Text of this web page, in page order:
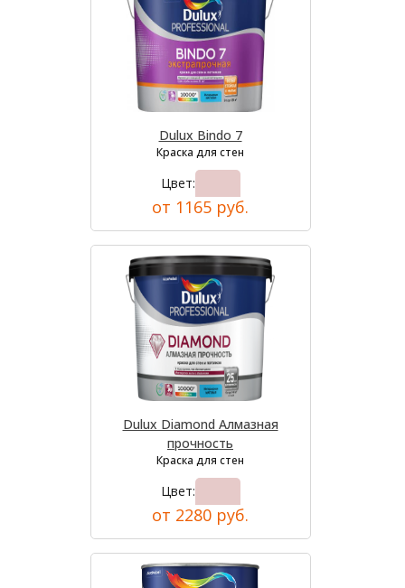
Dulux Bindo 7
Краска для стен
Цвет:
от 1165 руб.
Dulux Diamond Алмазная
прочность
Краска для стен
Цвет:
от 2280 руб.